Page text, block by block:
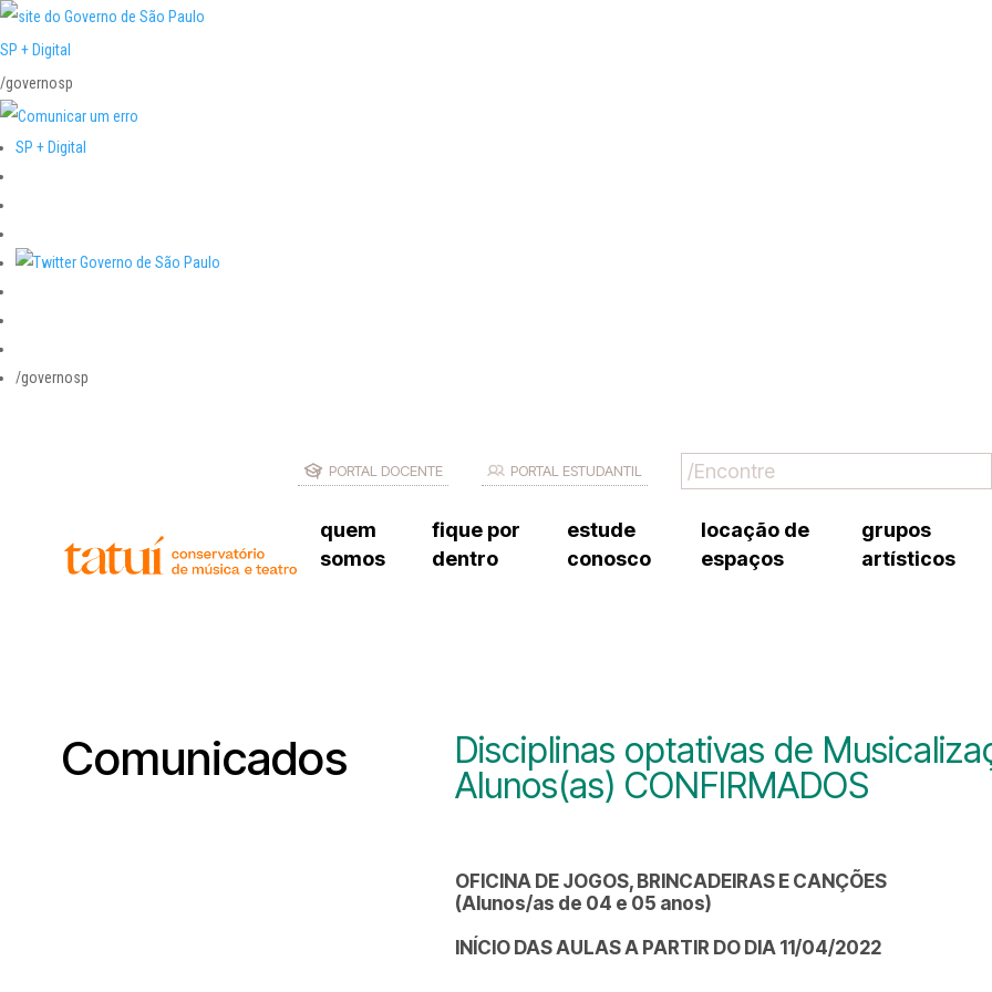
SP + Digital
/governosp
SP + Digital
/governosp
PORTAL DOCENTE PORTAL ESTUDANTIL
quem
somos
fique por
dentro
estude
conosco
locação de
espaços
grupos
artísticos
trabalhe
Comunicados
Disciplinas optativas de
Alunos(as) CONFIRMADOS
OFICINA DE JOGOS, BRINCADEIRAS E CANÇÕES
(Alunos/as de 04 e 05 anos)
INÍCIO DAS AULAS A PARTIR DO DIA 11/04/2022